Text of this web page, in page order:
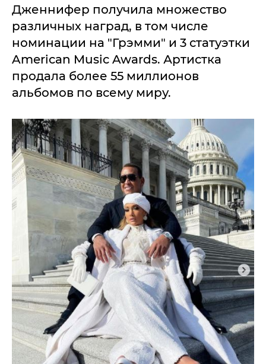
Дженнифер получила множество
различных наград, в том числе
номинации на "Грэмми" и 3 статуэтки
American Music Awards. Артистка
продала более 55 миллионов
альбомов по всему миру.